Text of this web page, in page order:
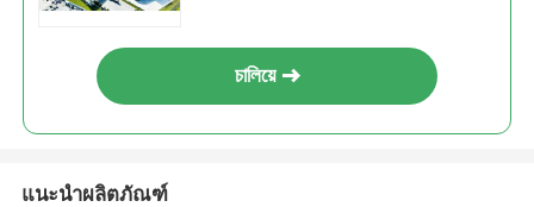
চালিয়ে
แนะนำผลิตภัณฑ์